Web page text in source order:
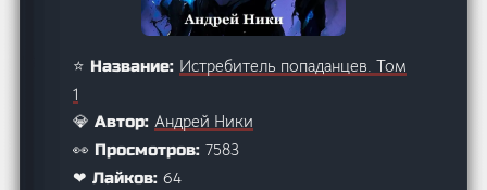
⭐ Название: Истребитель попаданцев. Том
1
💎 Автор:Андрей Ники
👀 Просмотров:7583
❤ Лайков:64